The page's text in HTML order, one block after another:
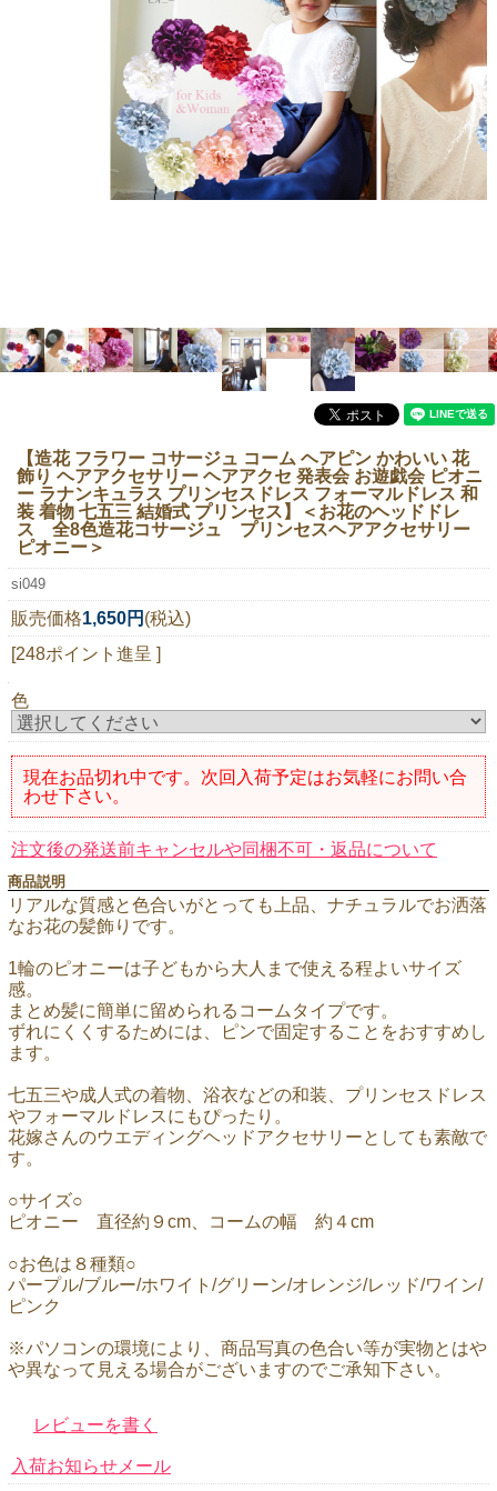
【造花 フラワー コサージュ コーム ヘアピン かわいい 花
飾り ヘアアクセサリー ヘアアクセ 発表会 お遊戯会 ピオニ
ー ラナンキュラス プリンセスドレス フォーマルドレス 和
装 着物 七五三 結婚式 プリンセス】
＜お花のヘッドドレ
ス 全8色造花コサージュ プリンセスヘアアクセサリー
ピオニー＞
si049
販売価格1,650円 (税込)
[248ポイント進呈 ]
色
現在お品切れ中です。次回入荷予定はお気軽にお問い合
わせ下さい。
注文後の発送前キャンセルや同梱不可・返品について
商品説明
リアルな質感と色合いがとっても上品、ナチュラルでお洒落
なお花の髪飾りです。
1輪のピオニーは子どもから大人まで使える程よいサイズ
感。
まとめ髪に簡単に留められるコームタイプです。
ずれにくくするためには、ピンで固定することをおすすめし
ます。
七五三や成人式の着物、浴衣などの和装、プリンセスドレス
やフォーマルドレスにもぴったり。
花嫁さんのウエディングヘッドアクセサリーとしても素敵で
す。
○サイズ○
ピオニー 直径約９cm、コームの幅 約４cm
○お色は８種類○
パープル/ブルー/ホワイト/グリーン/オレンジ/レッド/ワイン/
ピンク
※パソコンの環境により、商品写真の色合い等が実物とはや
や異なって見える場合がございますのでご承知下さい。
レビューを書く
入荷お知らせメール
お支払・送料
返品・交換
サイズの測り方
よくあるご質問
レビューを見る
ブログ
0120-221-040
電話受付時間：月～金10:00~16:00 ※祝日除く